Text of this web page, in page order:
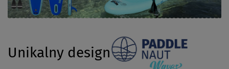
Unikalny design